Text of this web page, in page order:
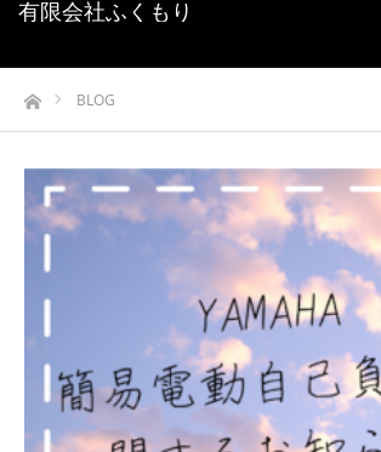
有限会社ふくもり
ホームBLOG